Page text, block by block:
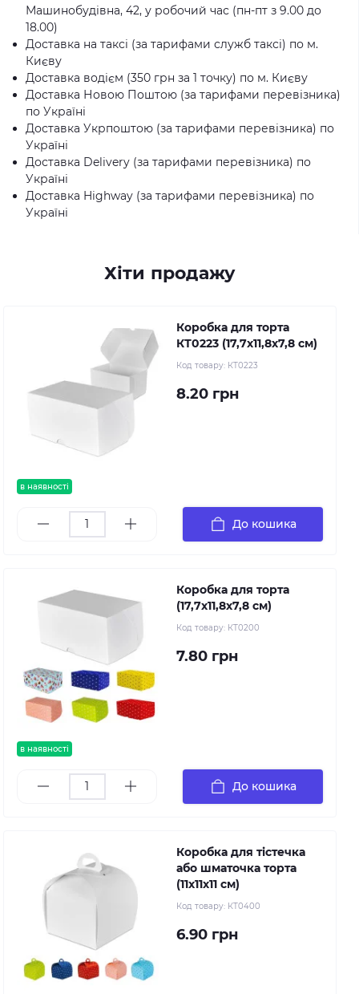
Машинобудівна, 42, у робочий час (пн-пт з 9.00 до
18.00)
Доставка на таксі (за тарифами служб таксі) по м.
Києву
Доставка водієм (350 грн за 1 точку) по м. Києву
Доставка Новою Поштою (за тарифами перевізника)
по Україні
Доставка Укрпоштою (за тарифами перевізника) по
Україні
Доставка Delivery (за тарифами перевізника) по
Україні
Доставка Highway (за тарифами перевізника) по
Україні
Хіти продажу
в наявності
Коробка для торта
КТ0223 (17,7х11,8х7,8 см)
Код товару: КТ0223
8.20 грн
До кошика
в наявності
Коробка для торта
(17,7х11,8х7,8 см)
Код товару: КТ0200
7.80 грн
До кошика
Коробка для тістечка
або шматочка торта
(11х11х11 см)
Код товару: КТ0400
6.90 грн